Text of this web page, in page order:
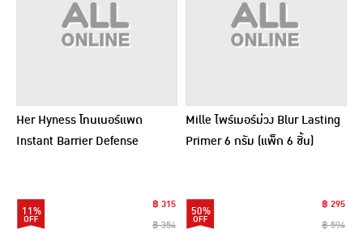
Her Hyness โทนเนอร์แพด
Instant Barrier Defense
11%
฿ 315
฿ 354
Mille ไพร์เมอร์ม่วง Blur Lasting
Primer 6 กรัม (แพ็ก 6 ชิ้น)
50%
฿ 295
฿ 594